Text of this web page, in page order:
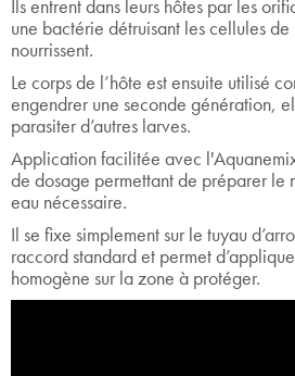
Ils entrent dans leurs hôtes par les
une bactérie détruisant les cellules
nourrissent.
Le corps de l’hôte est ensuite utilisé
engendrer une seconde génération,
parasiter d’autres larves.
Application facilitée avec
de dosage permettant de préparer le
eau nécessaire.
Il se fixe simplement sur le tuyau
raccord standard et permet
homogène sur la zone à protéger.